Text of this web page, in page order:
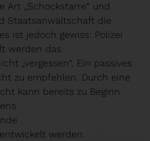
Art „Schockstarre“ und
Staatsanwaltschaft die
ist jedoch gewiss: Polizei
werden das
„vergessen“. Ein passives
zu empfehlen. Durch eine
kann bereits zu Beginn
werden.